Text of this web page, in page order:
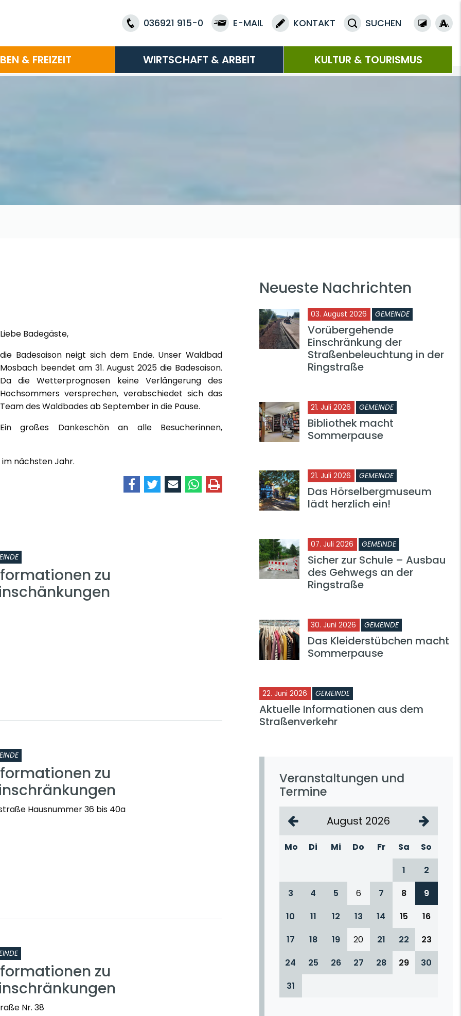
036921 915-0 E-MAIL KONTAKT SUCHEN
& FREIZEIT WIRTSCHAFT & ARBEIT KULTUR & TOURISMUS
Liebe Badegäste,
die Badesaison neigt sich dem Ende. Unser Waldbad
Mosbach beendet am 31. August 2025 die Badesaison.
Da die Wetterprognosen keine Verlängerung des
Hochsommers versprechen, verabschiedet sich das
Team des Waldbades ab September in die Pause.
Ein großes Dankeschön an alle Besucherinnen,
nächsten Jahr.
zu
zu
Hausnummer 36 bis 40a
zu
Nr. 38
Neueste Nachrichten
03. August 2026 GEMEINDE
Vorübergehende
Einschränkung der
Straßenbeleuchtung in der
Ringstraße
21. Juli 2026 GEMEINDE
Bibliothek macht
Sommerpause
21. Juli 2026 GEMEINDE
Das Hörselbergmuseum
lädt herzlich ein!
07. Juli 2026 GEMEINDE
Sicher zur Schule – Ausbau
des Gehwegs an der
Ringstraße
30. Juni 2026 GEMEINDE
Das Kleiderstübchen macht
Sommerpause
22. Juni 2026 GEMEINDE
Aktuelle Informationen aus dem
Straßenverkehr
Veranstaltungen und
Termine
August 2026
Mo Di Mi Do Fr Sa
So
1
2
3
4 5 6 7 8
9
10
11 12 13 14 15
16
17
18 19 20 21 22
23
24
25 26 27 28 29
30
31